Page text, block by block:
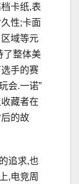
卡纸,表
性;卡面
域等元
了整体美
手的赛
会.一诺”
藏者在
的故
追求,也
,电竞周